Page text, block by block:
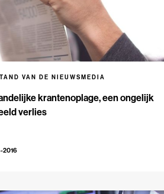
krantenoplage, een ongelijk
verlies
VAN DE NIEUWSMEDIA
2016